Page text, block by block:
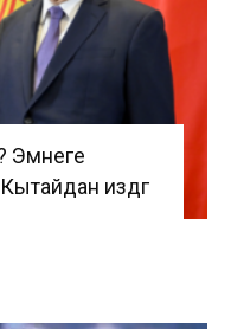
Эмнеге
издөөгө